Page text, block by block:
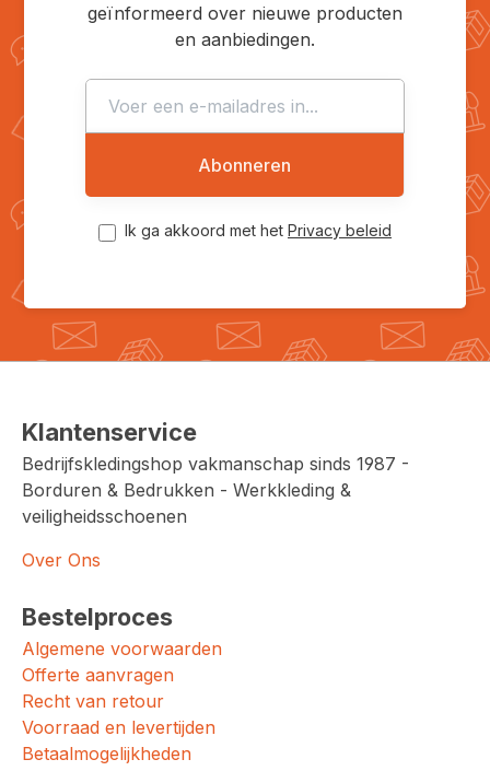
geïnformeerd over nieuwe producten
en aanbiedingen.
Abonneren
Ik ga akkoord met het Privacy beleid
Klantenservice
Bedrijfskledingshop vakmanschap sinds 1987 -
Borduren & Bedrukken - Werkkleding &
veiligheidsschoenen
Over Ons
Bestelproces
Algemene voorwaarden
Offerte aanvragen
Recht van retour
Voorraad en levertijden
Betaalmogelijkheden